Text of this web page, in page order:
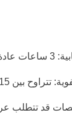
عادة
بين 15 و30 دقيقة
قد تتطلب